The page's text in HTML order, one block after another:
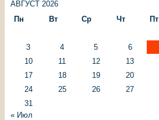
АВГУСТ 2026
Пн
Вт Ср Чт Пт
3
4 5 6
10
11 12 13
17
18 19 20
24
25 26 27
31
« Июл